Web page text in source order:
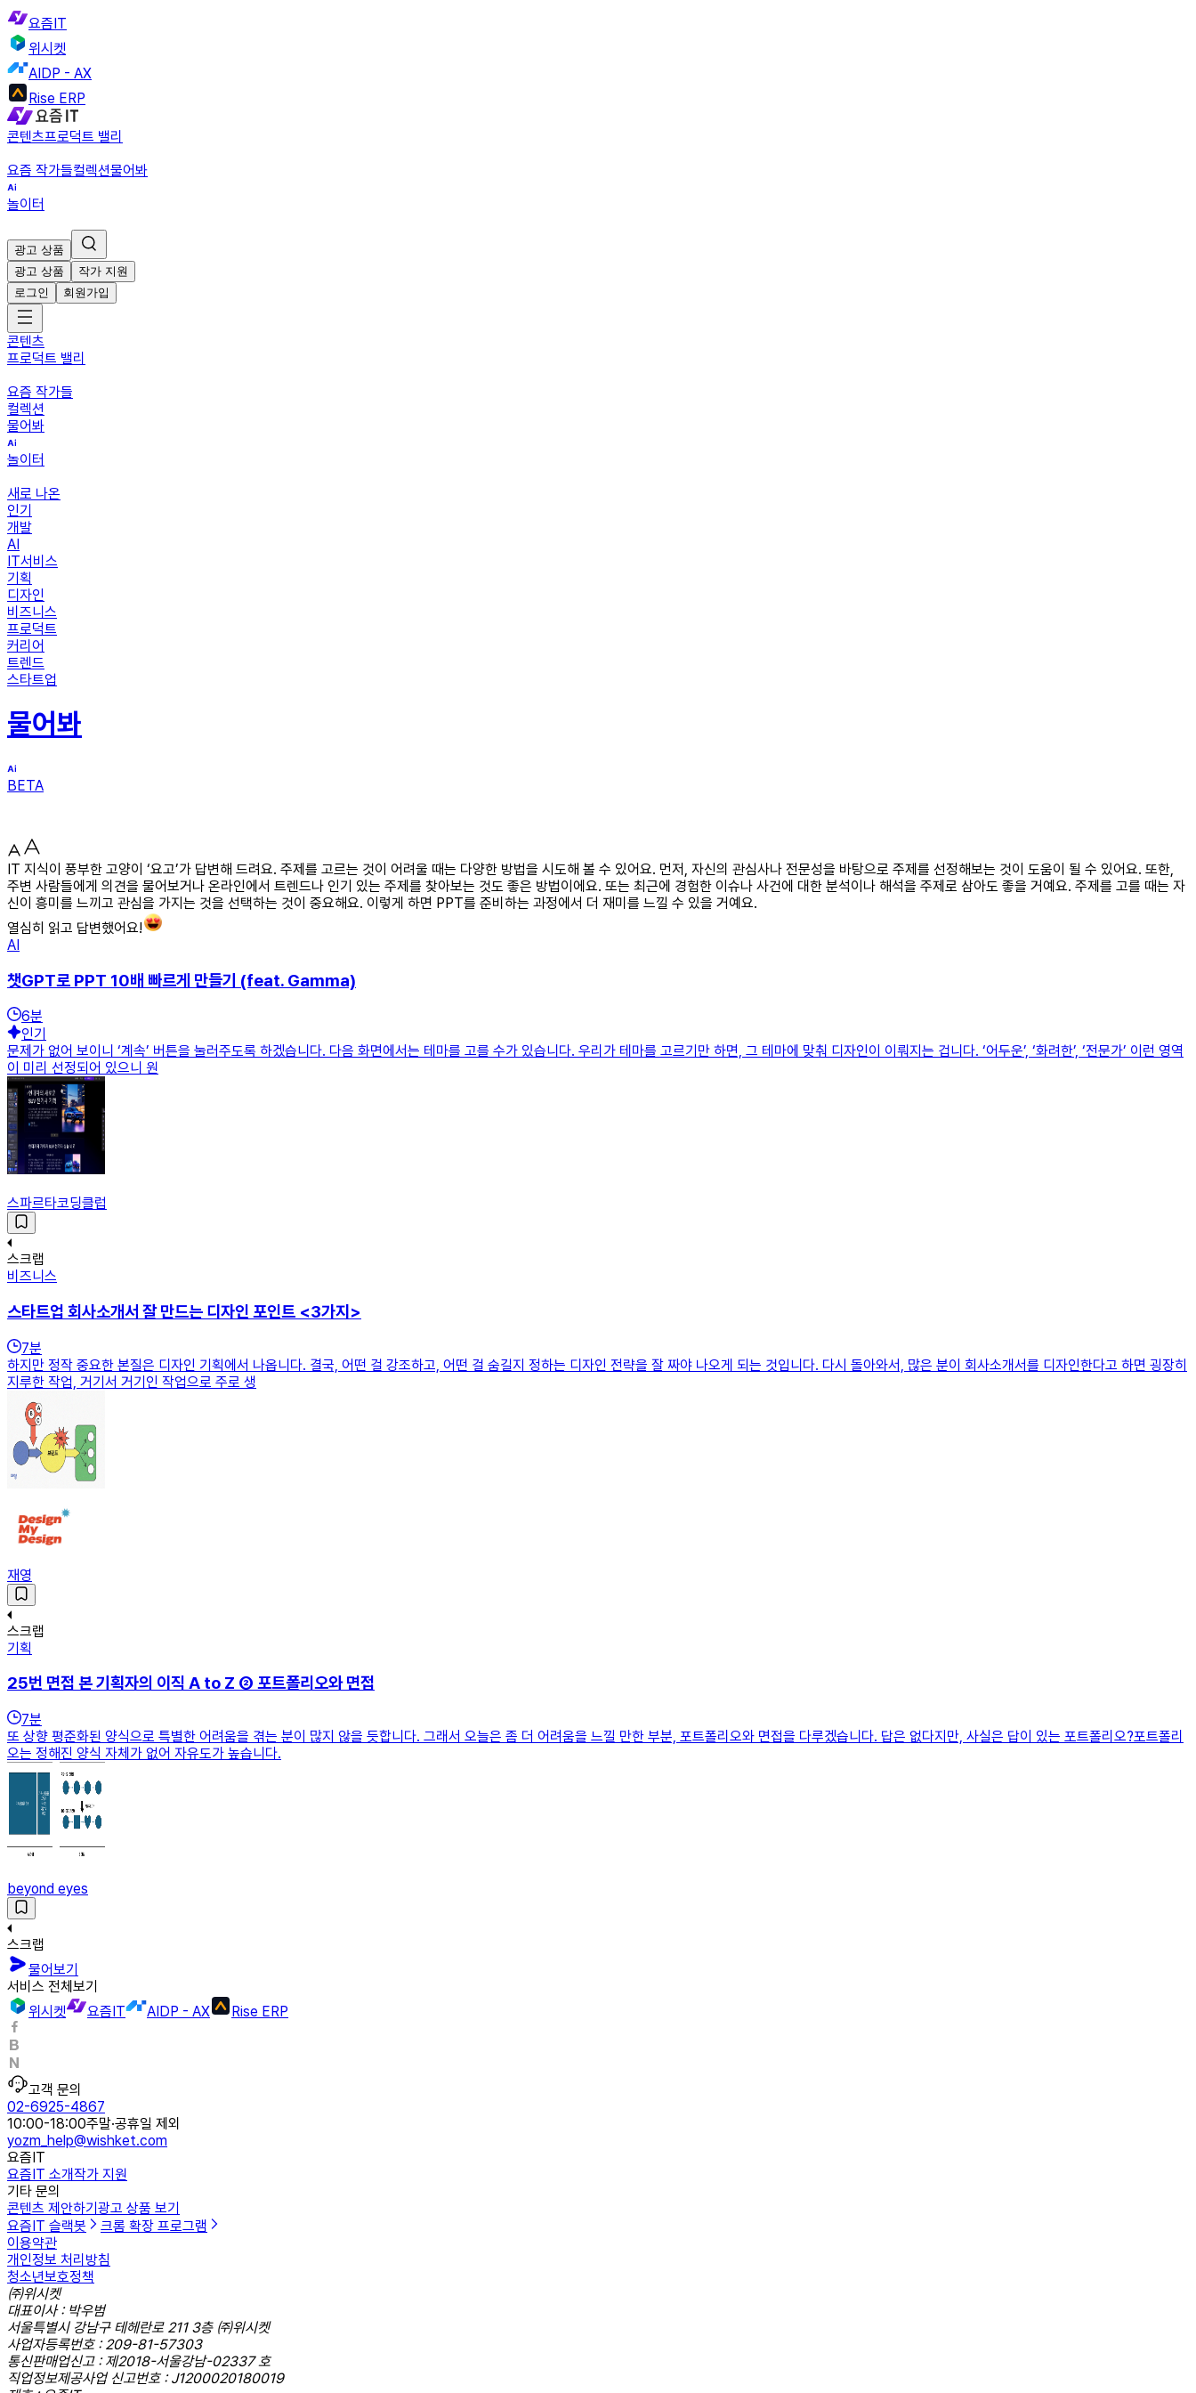
요즘IT
위시켓
AIDP - AX
Rise ERP
콘텐츠프로덕트 밸리
요즘 작가들컬렉션물어봐
놀이터
광고 상품
광고 상품
작가 지원
로그인
회원가입
콘텐츠
프로덕트 밸리
요즘 작가들
컬렉션
물어봐
놀이터
새로 나온
인기
개발
AI
IT서비스
기획
디자인
비즈니스
프로덕트
커리어
트렌드
스타트업
물어봐
BETA
IT 지식이 풍부한 고양이 ‘요고’가 답변해 드려요. 주제를 고르는 것이 어려울 때는 다양한 방법을 시도해 볼 수 있어요. 먼저, 자신의 관심사나 전문성을 바탕으로 주제를 선정해보는 것이 도움이 될 수 있어요. 또한,
주변 사람들에게 의견을 물어보거나 온라인에서 트렌드나 인기 있는 주제를 찾아보는 것도 좋은 방법이에요. 또는 최근에 경험한 이슈나 사건에 대한 분석이나 해석을 주제로 삼아도 좋을 거예요. 주제를 고를 때는 자
신이 흥미를 느끼고 관심을 가지는 것을 선택하는 것이 중요해요. 이렇게 하면 PPT를 준비하는 과정에서 더 재미를 느낄 수 있을 거예요.
열심히 읽고 답변했어요!
AI
챗GPT로 PPT 10배 빠르게 만들기 (feat. Gamma)
6분
인기
문제가 없어 보이니 ‘계속’ 버튼을 눌러주도록 하겠습니다. 다음 화면에서는 테마를 고를 수가 있습니다. 우리가 테마를 고르기만 하면, 그 테마에 맞춰 디자인이 이뤄지는 겁니다. ‘어두운’, ‘화려한’, ‘전문가’ 이런 영역
이 미리 선정되어 있으니 원
스파르타코딩클럽
스크랩
비즈니스
스타트업 회사소개서 잘 만드는 디자인 포인트 <3가지>
7분
하지만 정작 중요한 본질은 디자인 기획에서 나옵니다. 결국, 어떤 걸 강조하고, 어떤 걸 숨길지 정하는 디자인 전략을 잘 짜야 나오게 되는 것입니다. 다시 돌아와서, 많은 분이 회사소개서를 디자인한다고 하면 굉장히
지루한 작업, 거기서 거기인 작업으로 주로 생
재영
스크랩
기획
25번 면접 본 기획자의 이직 A to Z ② 포트폴리오와 면접
7분
또 상향 평준화된 양식으로 특별한 어려움을 겪는 분이 많지 않을 듯합니다. 그래서 오늘은 좀 더 어려움을 느낄 만한 부분, 포트폴리오와 면접을 다루겠습니다. 답은 없다지만, 사실은 답이 있는 포트폴리오?포트폴리
오는 정해진 양식 자체가 없어 자유도가 높습니다.
beyond eyes
스크랩
물어보기
서비스 전체보기
위시켓
요즘IT AIDP - AX Rise ERP
고객 문의
02-6925-4867
10:00-18:00주말·공휴일 제외
yozm_help@wishket.com
요즘IT
요즘IT 소개작가 지원
기타 문의
콘텐츠 제안하기 광고 상품 보기
요즘IT 슬랙봇
크롬 확장 프로그램
이용약관
개인정보 처리방침
청소년보호정책
㈜위시켓
대표이사 : 박우범
서울특별시 강남구 테헤란로 211 3층 ㈜위시켓
사업자등록번호 : 209-81-57303
통신판매업신고 : 제2018-서울강남-02337 호
직업정보제공사업 신고번호 : J1200020180019